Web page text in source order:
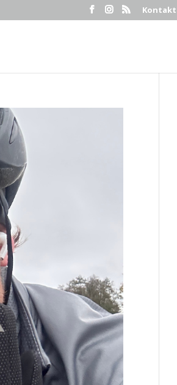
Kontakt